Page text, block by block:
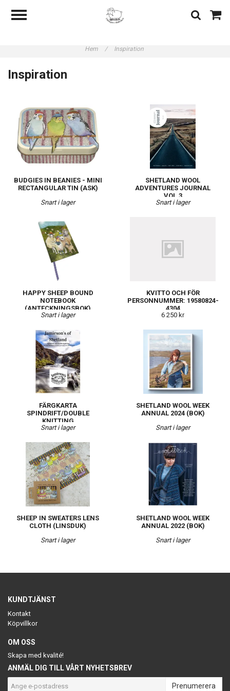
Hem / Inspiration
Inspiration
BUDGIES IN BEANIES - MINI
RECTANGULAR TIN (ASK)
Snart i lager
SHETLAND WOOL
ADVENTURES JOURNAL
VOL.3
Snart i lager
HAPPY SHEEP BOUND
NOTEBOOK
(ANTECKNINGSBOK)
Snart i lager
KVITTO OCH FÖR
PERSONNUMMER: 19580824-
4304
6 250 kr
FÄRGKARTA
SPINDRIFT/DOUBLE
KNITTING
Snart i lager
SHETLAND WOOL WEEK
ANNUAL 2024 (BOK)
Snart i lager
SHEEP IN SWEATERS LENS
CLOTH (LINSDUK)
Snart i lager
SHETLAND WOOL WEEK
ANNUAL 2022 (BOK)
Snart i lager
KUNDTJÄNST
Kontakt
Köpvillkor
OM OSS
Skapa med kvalité!
ANMÄL DIG TILL VÅRT NYHETSBREV
Prenumerera